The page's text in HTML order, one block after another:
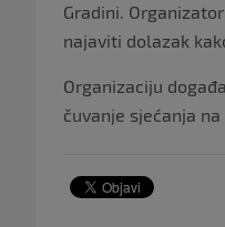
Gradini.
najaviti dolazak
Organizaciju
čuvanje sjećanja